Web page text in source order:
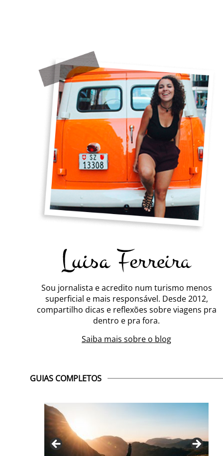
Sou jornalista e acredito num turismo menos
superficial e mais responsável. Desde 2012,
compartilho dicas e reflexões sobre viagens pra
dentro e pra fora.
Saiba mais sobre o blog
GUIAS COMPLETOS